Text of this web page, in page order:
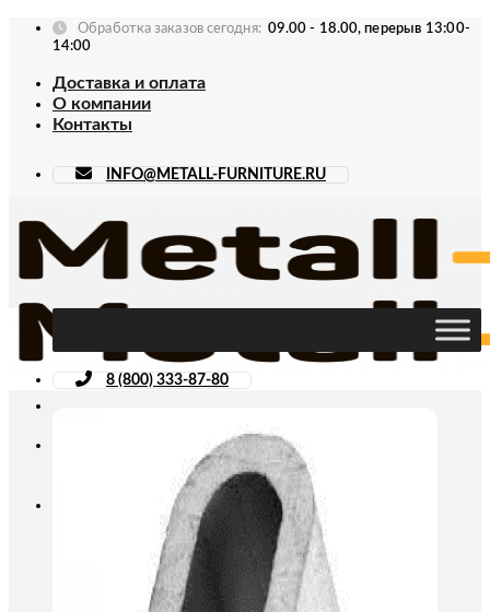
Skip
Обработка заказов сегодня: 09.00 - 18.00, перерыв 13:00-
14:00
Доставка и оплата
О компании
Контакты
INFO@METALL-FURNITURE.RU
8 (800) 333-87-80